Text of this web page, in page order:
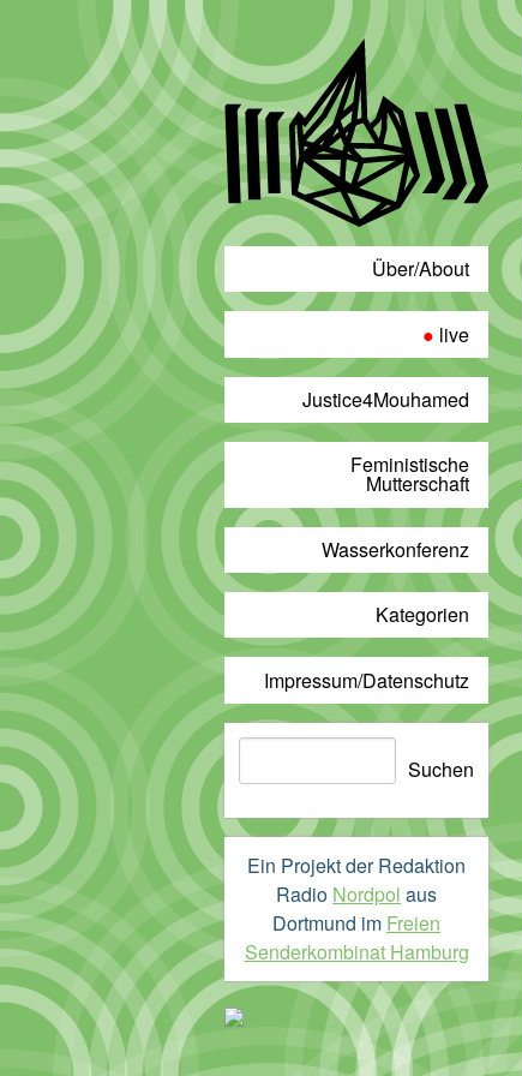
Über/About
live
Justice4Mouhamed
Feministische
Mutterschaft
Wasserkonferenz
Kategorien
Impressum/Datenschutz
Suchen
Ein Projekt der Redaktion
Radio Nordpol aus
Dortmund im Freien
Senderkombinat Hamburg